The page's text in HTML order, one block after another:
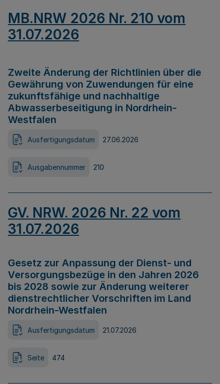
MB.NRW 2026 Nr. 210 vom
31.07.2026
Zweite Änderung der Richtlinien über die
Gewährung von Zuwendungen für eine
zukunftsfähige und nachhaltige
Abwasserbeseitigung in Nordrhein-
Westfalen
Ausfertigungsdatum 27.06.2026
Ausgabennummer 210
GV. NRW. 2026 Nr. 22 vom
31.07.2026
Gesetz zur Anpassung der Dienst- und
Versorgungsbezüge in den Jahren 2026
bis 2028 sowie zur Änderung weiterer
dienstrechtlicher Vorschriften im Land
Nordrhein-Westfalen
Ausfertigungsdatum 21.07.2026
Seite 474